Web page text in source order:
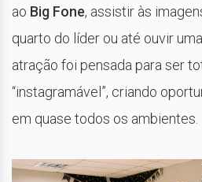
ao Big Fone, assistir às
quarto do líder ou até ouvir
atração foi pensada para ser
“instagramável”, criando
em quase todos os ambientes.